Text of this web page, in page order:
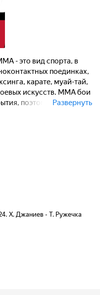
- это вид спорта, в
поединках,
карате, муай-тай,
искусств. MMA бои
поэтому, несмотря
Развернуть
Х. Джаниев - Т. Ружечка